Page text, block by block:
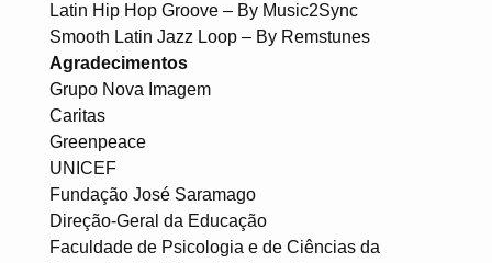
Latin Hip Hop Groove – By Music2Sync
Smooth Latin Jazz Loop – By Remstunes
Agradecimentos
Grupo Nova Imagem
Caritas
Greenpeace
UNICEF
Fundação José Saramago
Direção-Geral da Educação
Faculdade de Psicologia e de Ciências da